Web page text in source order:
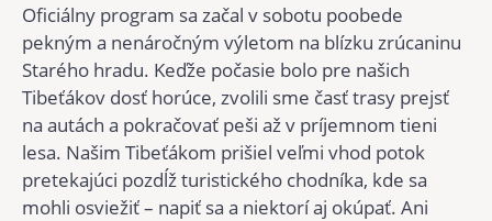
Oficiálny program sa začal v sobotu poobede
pekným a nenáročným výletom na blízku zrúcaninu
Starého hradu. Keďže počasie bolo pre našich
Tibeťákov dosť horúce, zvolili sme časť trasy prejsť
na autách a pokračovať peši až v príjemnom tieni
lesa. Našim Tibeťákom prišiel veľmi vhod potok
pretekajúci pozdĺž turistického chodníka, kde sa
mohli osviežiť – napiť sa a niektorí aj okúpať. Ani